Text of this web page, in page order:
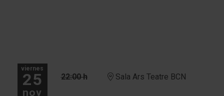
viernes
25
nov
22:00 h Sala Ars Teatre BCN